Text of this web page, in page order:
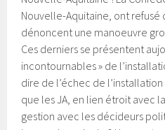
Nouvelle-Aquitaine, ont
dénoncent une manoeuvre
Ces derniers se présentent
incontournables » de
dire de l’échec de
que les JA, en lien étroit avec
gestion avec les décideurs